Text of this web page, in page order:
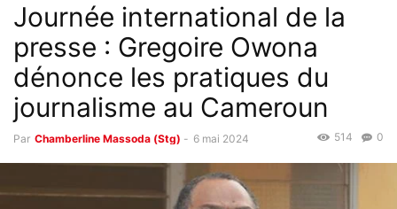
Journée international de la
presse : Gregoire Owona
dénonce les pratiques du
journalisme au Cameroun
Par Chamberline Massoda (Stg) - 6 mai 2024 0
514